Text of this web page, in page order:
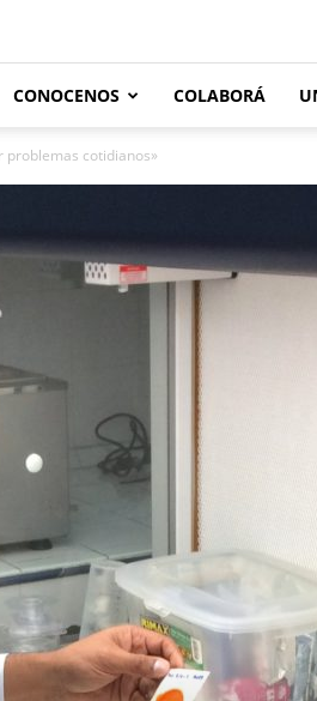
CONOCENOS COLABORÁ
problemas cotidianos»